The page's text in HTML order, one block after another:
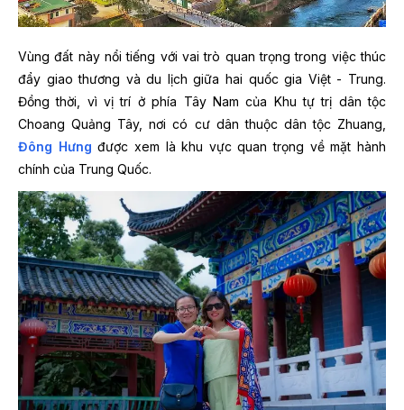
Vùng đất này nổi tiếng với vai trò quan trọng trong việc thúc
đẩy giao thương và du lịch giữa hai quốc gia Việt - Trung.
Đồng thời, vì vị trí ở phía Tây Nam của Khu tự trị dân tộc
Choang Quảng Tây, nơi có cư dân thuộc dân tộc Zhuang,
Đông Hưng được xem là khu vực quan trọng về mặt hành
chính của Trung Quốc.